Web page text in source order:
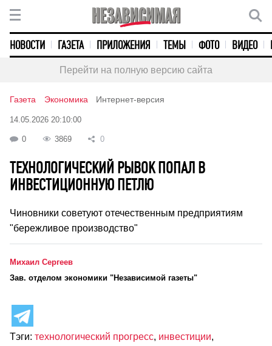
НОВОСТИ ГАЗЕТА ПРИЛОЖЕНИЯ ТЕМЫ ФОТО ВИДЕО
Перейти на полную версию сайта
Газета Экономика Интернет-версия
14.05.2026 20:10:00
0 3869 0
ТЕХНОЛОГИЧЕСКИЙ РЫВОК ПОПАЛ В
ИНВЕСТИЦИОННУЮ ПЕТЛЮ
Чиновники советуют отечественным предприятиям
"бережливое производство"
Михаил Сергеев
Зав. отделом экономики "Независимой газеты"
Тэги: технологический прогресс, инвестиции,